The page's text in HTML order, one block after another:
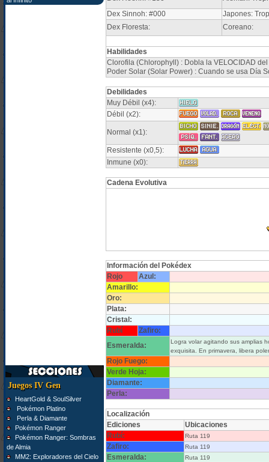
Juegos IV Gen
HeartGold & SoulSilver
Pokémon Platino
Perla & Diamante
Pokémon Ranger
Pokémon Ranger: Sombras
de Almia
MM2: Exploradores del Cielo
Dex Sinnoh: #000
Japones:
Dex Floresta:
Coreano:
Habilidades
Clorofila (Chlorophyll) : Dobla la VELOCIDAD
Poder Solar (Solar Power) : Cuando se usa Día
Debilidades
Muy Débil (x4):
Débil (x2):
Normal (x1):
Resistente (x0,5):
Inmune (x0):
Cadena Evolutiva
Información del Pokédex
Rojo
Azul:
Amarillo:
Oro:
Plata:
Cristal:
Rubí
Zafiro:
Esmeralda:
Logra volar agitando sus amplias
exquisita. En primavera, libera
Rojo Fuego:
Verde Hoja:
Diamante:
Perla:
Localización
Ediciones
Ubicaciones
Rubí:
Ruta 119
Zafiro: Ruta 119
Esmeralda: Ruta 119